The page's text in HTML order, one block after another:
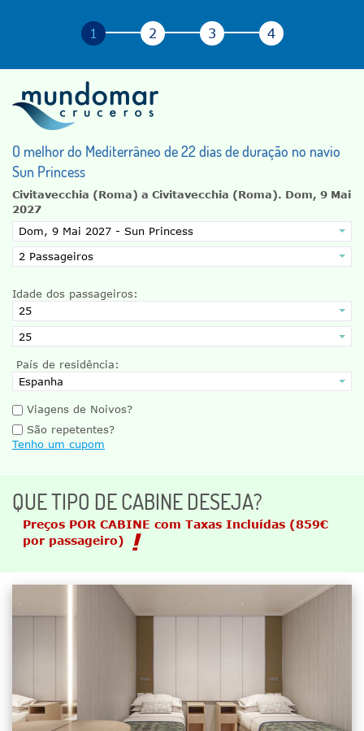
O melhor do Mediterrâneo de 22 dias de duração no navio
Sun Princess
Civitavecchia (Roma) a Civitavecchia (Roma). Dom, 9 Mai
2027
Idade dos passageiros:
País de residência:
Viagens de Noivos?
São repetentes?
Tenho um cupom
QUE TIPO DE CABINE DESEJA?
Preços POR CABINE com Taxas Incluídas (859€
por passageiro)